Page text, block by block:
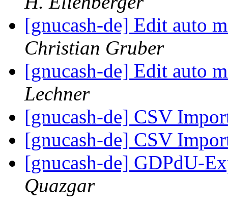
[gnucash-de] Edit auto
Christian Gruber
[gnucash-de] Edit auto
Lechner
[gnucash-de] CSV
[gnucash-de] CSV
[gnucash-de] GDPdU-
Quazgar